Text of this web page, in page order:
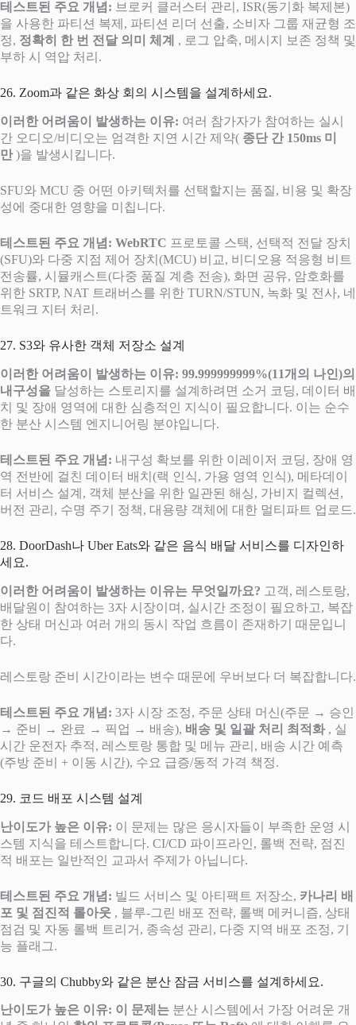
테스트된 주요 개념: 브로커 클러스터 관리, ISR(동기화 복제본)
을 사용한 파티션 복제, 파티션 리더 선출, 소비자 그룹 재균형 조
정, 정확히 한 번 전달 의미 체계
, 로그 압축, 메시지 보존 정책 및
부하 시 역압 처리.
26. Zoom과 같은 화상 회의 시스템을 설계하세요.
이러한 어려움이 발생하는 이유: 여러 참가자가 참여하는 실시
간 오디오/비디오는 엄격한 지연 시간 제약( 종단 간 150ms 미
만)을 발생시킵니다.
SFU와 MCU 중 어떤 아키텍처를 선택할지는 품질, 비용 및 확장
성에 중대한 영향을 미칩니다.
테스트된 주요 개념: WebRTC 프로토콜 스택, 선택적 전달 장치
(SFU)와 다중 지점 제어 장치(MCU) 비교, 비디오용 적응형 비트
전송률, 시뮬캐스트(다중 품질 계층 전송), 화면 공유, 암호화를
위한 SRTP, NAT 트래버스를 위한 TURN/STUN, 녹화 및 전사, 네
트워크 지터 처리.
27. S3와 유사한 객체 저장소 설계
이러한 어려움이 발생하는 이유: 99.999999999%(11개의 나인)의
내구성을 달성하는 스토리지를 설계하려면 소거 코딩, 데이터 배
치 및 장애 영역에 대한 심층적인 지식이 필요합니다. 이는 순수
한 분산 시스템 엔지니어링 분야입니다.
테스트된 주요 개념: 내구성 확보를 위한 이레이저 코딩, 장애 영
역 전반에 걸친 데이터 배치(랙 인식, 가용 영역 인식), 메타데이
터 서비스 설계, 객체 분산을 위한 일관된 해싱, 가비지 컬렉션,
버전 관리, 수명 주기 정책, 대용량 객체에 대한 멀티파트 업로드.
28. DoorDash나 Uber Eats와 같은 음식 배달 서비스를 디자인하
세요.
이러한 어려움이 발생하는 이유는 무엇일까요? 고객, 레스토랑,
배달원이 참여하는 3자 시장이며, 실시간 조정이 필요하고, 복잡
한 상태 머신과 여러 개의 동시 작업 흐름이 존재하기 때문입니
다.
레스토랑 준비 시간이라는 변수 때문에 우버보다 더 복잡합니다.
테스트된 주요 개념: 3자 시장 조정, 주문 상태 머신(주문 → 승인
→ 준비 → 완료 → 픽업 → 배송), 배송 및 일괄 처리 최적화, 실
시간 운전자 추적, 레스토랑 통합 및 메뉴 관리, 배송 시간 예측
(주방 준비 + 이동 시간), 수요 급증/동적 가격 책정.
29. 코드 배포 시스템 설계
난이도가 높은 이유: 이 문제는 많은 응시자들이 부족한 운영 시
스템 지식을 테스트합니다. CI/CD 파이프라인, 롤백 전략, 점진
적 배포는 일반적인 교과서 주제가 아닙니다.
테스트된 주요 개념: 빌드 서비스 및 아티팩트 저장소, 카나리 배
포 및 점진적 롤아웃 , 블루-그린 배포 전략, 롤백 메커니즘, 상태
점검 및 자동 롤백 트리거, 종속성 관리, 다중 지역 배포 조정, 기
능 플래그.
30. 구글의 Chubby와 같은 분산 잠금 서비스를 설계하세요.
난이도가 높은 이유: 이 문제는 분산 시스템에서 가장 어려운 개